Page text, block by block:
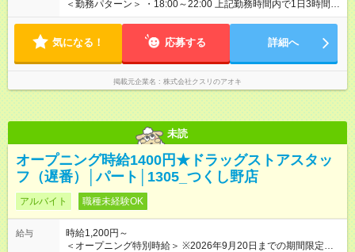
＜勤務パターン＞ ・18:00～22:00 上記勤務時間内で1日3時間以
上 ※1日の実働時間が法定労働時間（1日8時間）を超えることは
気になる！ 応募する 詳細へ
掲載元企業名 株式会社クスリのアオキ
未読
オープニング時給1400円★ドラッグストアスタッ
フ（遅番）│パート│1305_つくし野店
アルバイト 職種未経験OK
給与
時給1,200円～
＜オープニング特別時給＞ ※2026年9月20日までの期間限定特